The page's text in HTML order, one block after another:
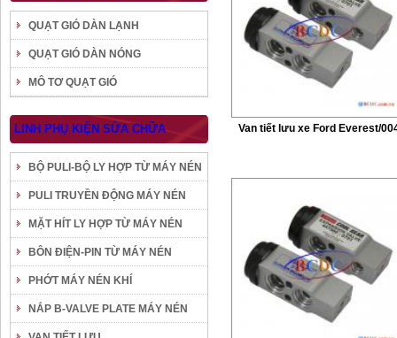
QUẠT GIÓ DÀN LẠNH
QUẠT GIÓ DÀN NÓNG
MÔ TƠ QUẠT GIÓ
LINH PHỤ KIỆN SỬA CHỮA
BỘ PULI-BỘ LY HỢP TỪ MÁY NÉN
PULI TRUYỀN ĐỘNG MÁY NÉN
MẶT HÍT LY HỢP TỪ MÁY NÉN
BÔN ĐIỆN-PIN TỪ MÁY NÉN
PHỚT MÁY NÉN KHÍ
NẮP B-VALVE PLATE MÁY NÉN
Van tiết lưu xe Ford Everest/